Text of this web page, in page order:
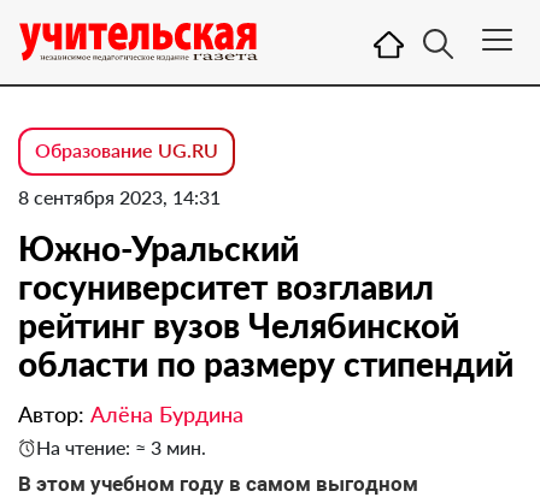
Образование UG.RU
8 сентября 2023, 14:31
Южно-Уральский
госуниверситет возглавил
рейтинг вузов Челябинской
области по размеру стипендий
Автор: Алёна Бурдина
На чтение: ≈ 3 мин.
В этом учебном году в самом выгодном